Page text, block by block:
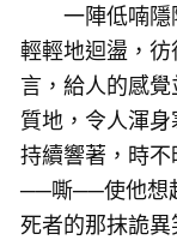
一陣低喃隱
輕輕地迴盪，
言，給人的感
質地，令人渾
持續響著，時
──嘶──使他想
死者的那抹詭